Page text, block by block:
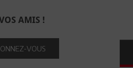
AMIS !
VOUS